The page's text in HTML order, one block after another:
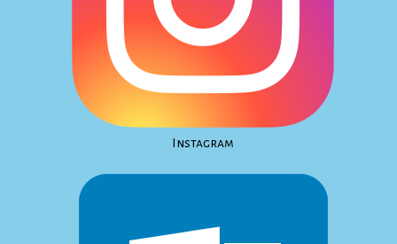
Instagram